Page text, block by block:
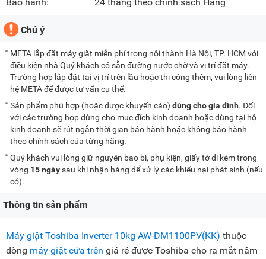
Chú ý
META lắp đặt máy giặt miễn phí trong nội thành Hà Nội, TP. HCM với
điều kiện nhà Quý khách có sẵn đường nước chờ và vị trí đặt máy.
Trường hợp lắp đặt tại vị trí trên lầu hoặc thi công thêm, vui lòng liên
hệ META để được tư vấn cụ thể.
Sản phẩm phù hợp (hoặc được khuyến cáo) dùng cho gia đình. Đối
với các trường hợp dùng cho mục đích kinh doanh hoặc dùng tại hộ
kinh doanh sẽ rút ngắn thời gian bảo hành hoặc không bảo hành
theo chính sách của từng hãng.
Quý khách vui lòng giữ nguyên bao bì, phụ kiện, giấy tờ đi kèm trong
vòng 15 ngàysau khi nhận hàng để xử lý các khiếu nại phát sinh (nếu
có).
Thông tin sản phẩm
Máy giặt Toshiba Inverter 10kg AW-DM1100PV(KK) thuộc
dòng máy giặt cửa trên giá rẻ được Toshiba cho ra mắt năm